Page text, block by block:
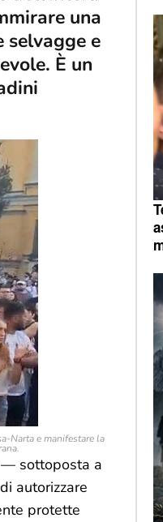
una
selvagge e
È un
Narta e manifestare la
— sottoposta a
autorizzare
protette